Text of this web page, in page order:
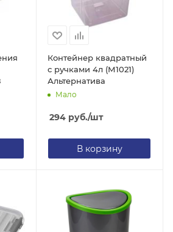
Контейнер квадратный
с ручками 4л (М1021)
Альтернатива
Мало
294 руб./шт
В корзину